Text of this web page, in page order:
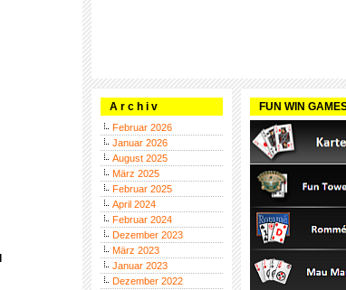
A r c h i v
Februar 2026
Januar 2026
August 2025
März 2025
Februar 2025
April 2024
Februar 2024
Dezember 2023
März 2023
Januar 2023
Dezember 2022
FUN WIN